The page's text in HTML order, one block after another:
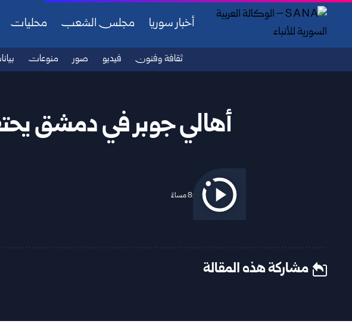
أخبار سوريا مجلس الشعب محليات
ثقافة وفنون فيديو صور منوعات
أهالي جوبر في دمشق
2025/10/10 8:31 مساءً
مشاركة هذه المقالة